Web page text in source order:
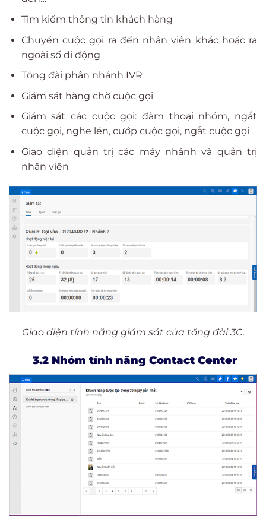
Tìm kiếm thông tin khách hàng
Chuyển cuộc gọi ra đến nhân viên khác hoặc ra
ngoài số di động
Tổng đài phân nhánh IVR
Giám sát hàng chờ cuộc gọi
Giám sát các cuộc gọi: đàm thoại nhóm, ngắt
cuộc gọi, nghe lén, cướp cuộc gọi, ngắt cuộc gọi
Giao diện quản trị các máy nhánh và quản trị
nhân viên
Giao diện tính năng giám sát của tổng đài 3C.
3.2 Nhóm tính năng Contact Center